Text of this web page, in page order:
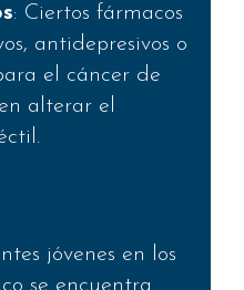
: Ciertos fármacos
antidepresivos o
el cáncer de
alterar el
jóvenes en los
se encuentra